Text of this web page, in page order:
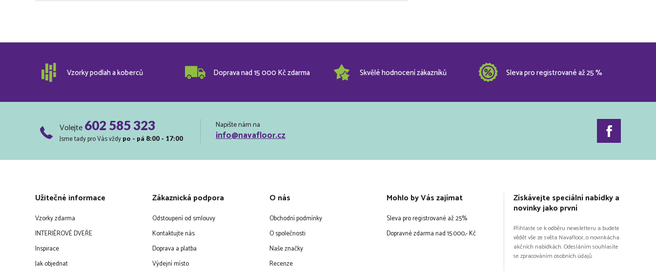
Vzorky podlah a koberců Doprava nad 15 000 Kč zdarma Skvělé hodnocení zákazníků Sleva pro registrované až 25 %
Volejte602 585 323
Jsme tady pro Vás vždy po - pá 8:00 - 17:00
Napište nám na
info@navafloor.cz
Užitečné informace
Vzorky zdarma
INTERIÉROVÉ DVEŘE
Inspirace
Jak objednat
Zákaznická podpora
Odstoupení od smlouvy
Kontaktujte nás
Doprava a platba
Výdejní místo
O nás
Obchodní podmínky
O společnosti
Naše značky
Recenze
Mohlo by Vás zajímat
Sleva pro registrované až 25%
Dopravné zdarma nad 15.000,- Kč
Získávejte speciální nabídky a
novinky jako první
Přihlaste se k odběru newsletteru a budete
vědět vše ze světa Navafloor, o novinkácha
akčních nabídkách. Odesláním souhlasíte
se zpracováním osobních údajů.